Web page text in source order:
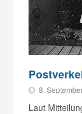
8.
Laut